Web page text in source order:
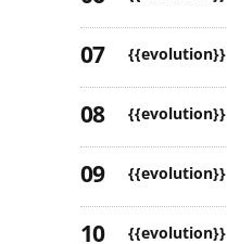
{{evolution}}
{{evolution}}
{{evolution}}
{{evolution}}